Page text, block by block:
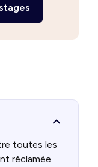
toutes les
réclamée